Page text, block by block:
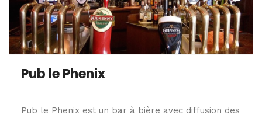
Pub le Phenix
Pub le Phenix est un bar à bière avec diffusion des